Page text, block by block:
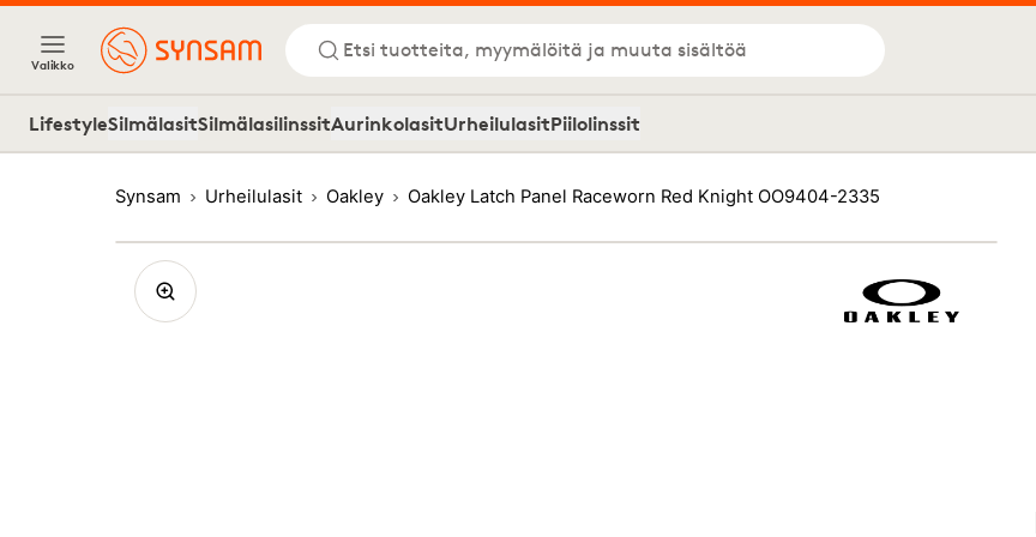
Valikko
Etsi tuotteita, myymälöitä ja muuta sisältöä
LifestyleSilmälasitSilmälasilinssitAurinkolasitUrheilulasitPiilolinssit
Synsam Urheilulasit Oakley Oakley Latch Panel Raceworn Red Knight OO9404-2335